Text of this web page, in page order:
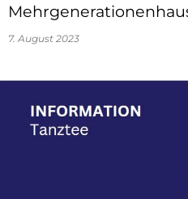
7. August 2023